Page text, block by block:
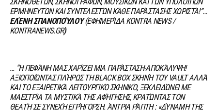
ΕΡΜΗΝΕΥΤΏΝ ΚΑΙ ΣΥΝΤΕΛΕΣΤΏΝ ΚΆΘΕ ΠΑΡΆΣΤΑΣΗΣ ΧΩΡΙΣΤΆ!”…
ΕΛΈΝΗ ΣΠΑΝΟΠΟΎΛΟΥ(ΕΦΗΜΕΡΊΔΑ KONTRA NEWS /
KONTRANEWS.GR)
… “Η ΠΕΦΆΝΗ ΜΑΣ ΧΑΡΊΖΕΙ ΜΙΑ ΠΑΡΆΣΤΑΣΗ-ΑΠΟΚΆΛΥΨΗ!
ΑΞΙΟΠΟΙΏΝΤΑΣ ΠΛΉΡΩΣ ΤΗBLACKBOXΣΚΗΝΉ ΤΟΥVAULTΑΛΛΆ
ΚΑΙ ΤΟ ΕΞΑΙΡΕΤΙΚΆ ΛΕΙΤΟΥΡΓΙΚΌ ΣΚΗΝΙΚΌ, ΞΕΚΛΕΙΔΏΝΕΙ ΜΕ
ΜΑΕΣΤΡΊΑ ΤΑ ΜΥΣΤΙΚΆ ΤΗΣ ΑΦΉΓΗΣΗΣ, ΚΡΑΤΏΝΤΑΣ ΤΟΝ
ΘΕΑΤΉ ΣΕ ΣΥΝΕΧΉ ΕΓΡΉΓΟΡΣΗ. ΆΝΤΡΙΑ ΡΆΠΤΗ : «ΔΎΝΑΜΗ ΤΗΣ